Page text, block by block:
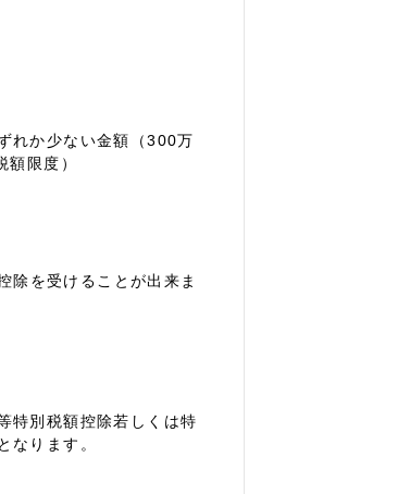
れか少ない金額（300万
限度）
を受けることが出来ま
特別税額控除若しくは特
なります。